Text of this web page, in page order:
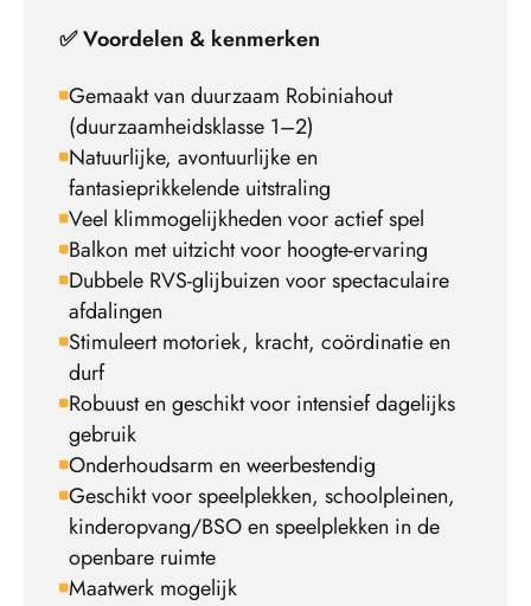
✅ Voordelen & kenmerken
Gemaakt van duurzaam Robiniahout
(duurzaamheidsklasse 1–2)
Natuurlijke, avontuurlijke en
fantasieprikkelende uitstraling
Veel klimmogelijkheden voor actief spel
Balkon met uitzicht voor hoogte-ervaring
Dubbele RVS-glijbuizen voor spectaculaire
afdalingen
Stimuleert motoriek, kracht, coördinatie en
durf
Robuust en geschikt voor intensief dagelijks
gebruik
Onderhoudsarm en weerbestendig
Geschikt voor speelplekken, schoolpleinen,
kinderopvang/BSO en speelplekken in de
openbare ruimte
Maatwerk mogelijk